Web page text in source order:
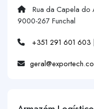
Rua da Capela do
9000-267 Funchal
+351 291 601 603 |